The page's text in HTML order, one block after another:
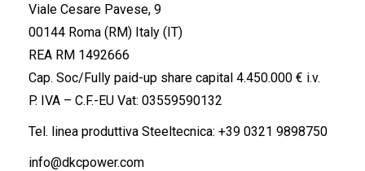
Viale Cesare Pavese, 9
00144 Roma (RM) Italy (IT)
REA RM 1492666
Cap. Soc/Fully paid-up share capital 4.450.000 € i.v.
P. IVA – C.F.-EU Vat: 03559590132
Tel. linea produttiva Steeltecnica: +39 0321 9898750
info@dkcpower.com